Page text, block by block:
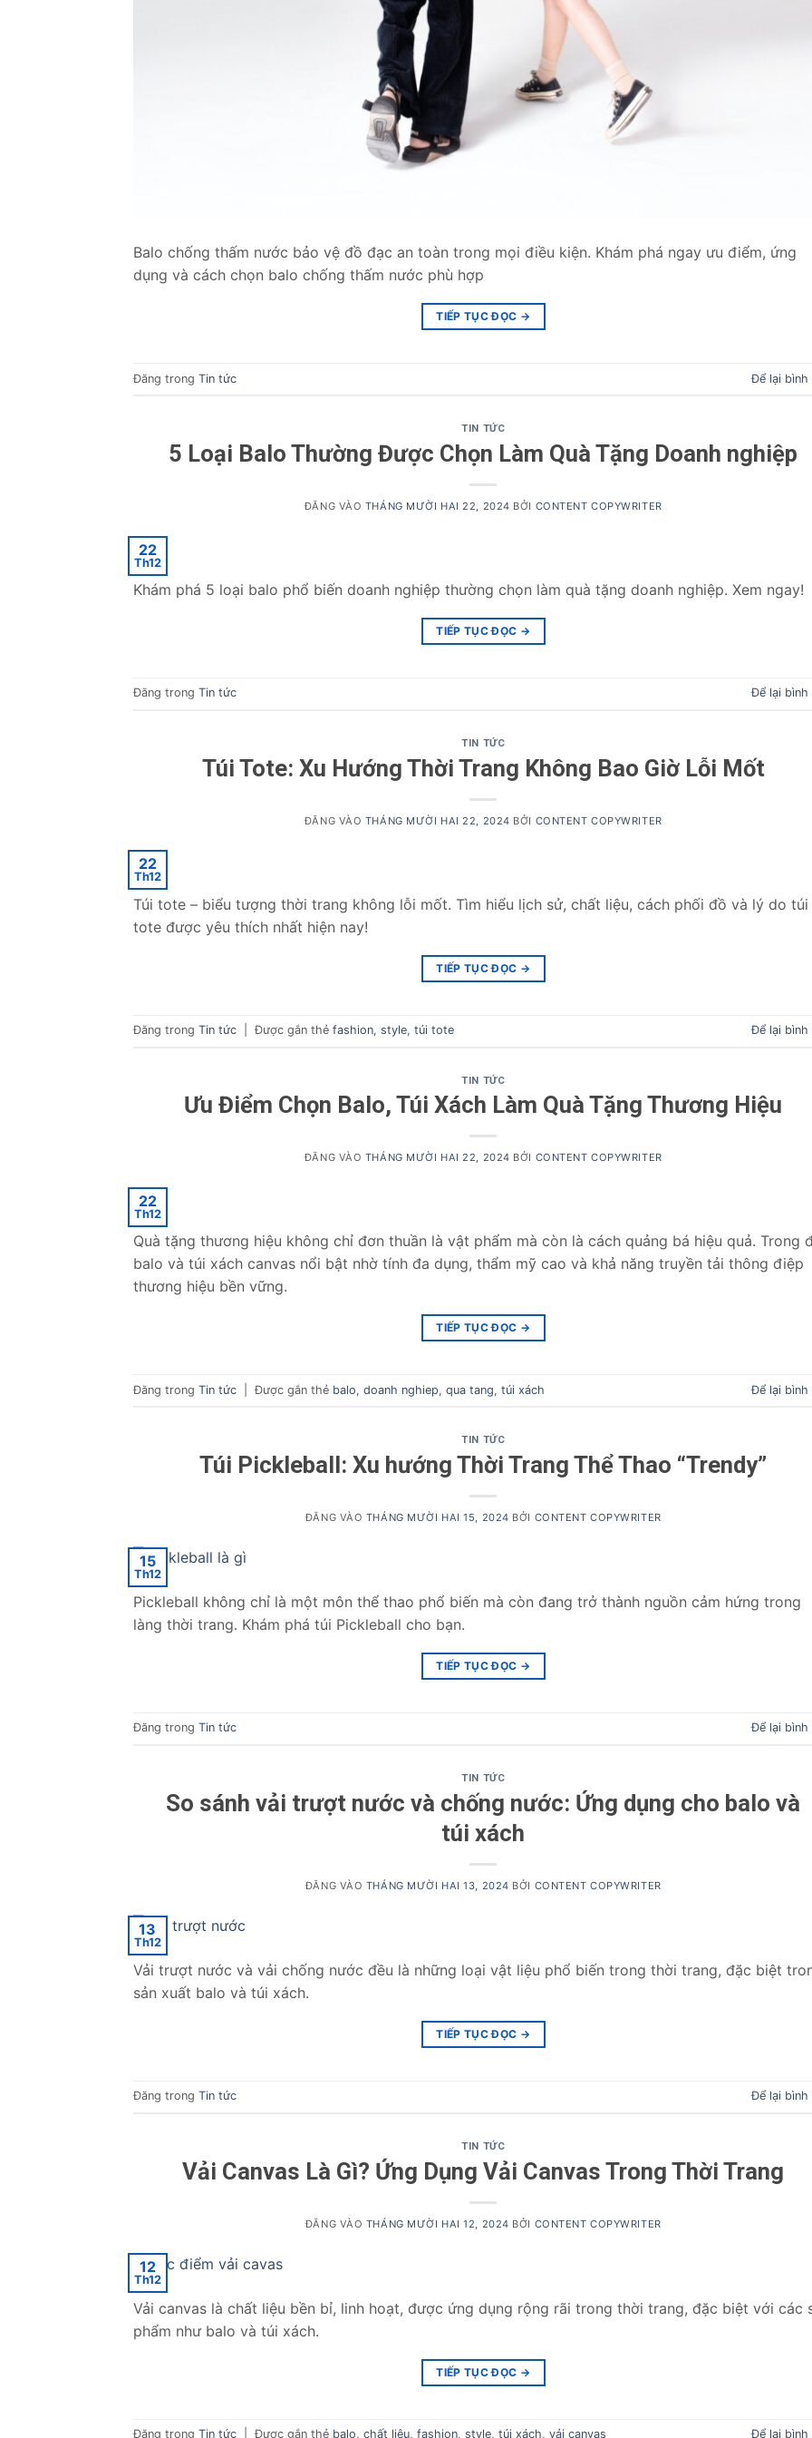
Balo chống thấm nước bảo vệ đồ đạc an toàn trong mọi điều kiện. Khám phá ngay ưu điểm, ứng
dụng và cách chọn balo chống thấm nước phù hợp
TIẾP TỤC ĐỌC →
Đăng trong Tin tức Để lại bình
TIN TỨC
5 Loại Balo Thường Được Chọn Làm Quà Tặng Doanh nghiệp
ĐĂNG VÀO THÁNG MƯỜI HAI 22, 2024 BỞI CONTENT COPYWRITER
22
Th12
Khám phá 5 loại balo phổ biến doanh nghiệp thường chọn làm quà tặng doanh nghiệp. Xem ngay!
TIẾP TỤC ĐỌC →
Đăng trong Tin tức Để lại bình
TIN TỨC
Túi Tote: Xu Hướng Thời Trang Không Bao Giờ Lỗi Mốt
ĐĂNG VÀO THÁNG MƯỜI HAI 22, 2024 BỞI CONTENT COPYWRITER
22
Th12
Túi tote – biểu tượng thời trang không lỗi mốt. Tìm hiểu lịch sử, chất liệu, cách phối đồ và lý do túi
tote được yêu thích nhất hiện nay!
TIẾP TỤC ĐỌC →
Đăng trong Tin tức Được gắn thẻ fashion, style, túi tote Để lại bình
TIN TỨC
Ưu Điểm Chọn Balo, Túi Xách Làm Quà Tặng Thương Hiệu
ĐĂNG VÀO THÁNG MƯỜI HAI 22, 2024 BỞI CONTENT COPYWRITER
22
Th12
Quà tặng thương hiệu không chỉ đơn thuần là vật phẩm mà còn là cách quảng bá hiệu quả. Trong
balo và túi xách canvas nổi bật nhờ tính đa dụng, thẩm mỹ cao và khả năng truyền tải thông điệp
thương hiệu bền vững.
TIẾP TỤC ĐỌC →
Đăng trong Tin tức Được gắn thẻ balo, doanh nghiep, qua tang, túi xách Để lại bình
TIN TỨC
Túi Pickleball: Xu hướng Thời Trang Thể Thao “Trendy”
ĐĂNG VÀO THÁNG MƯỜI HAI 15, 2024 BỞI CONTENT COPYWRITER
15
Th12
Pickleball không chỉ là một môn thể thao phổ biến mà còn đang trở thành nguồn cảm hứng trong
làng thời trang. Khám phá túi Pickleball cho bạn.
TIẾP TỤC ĐỌC →
Đăng trong Tin tức Để lại bình
TIN TỨC
So sánh vải trượt nước và chống nước: Ứng dụng cho balo và
túi xách
ĐĂNG VÀO THÁNG MƯỜI HAI 13, 2024 BỞI CONTENT COPYWRITER
13
Th12
Vải trượt nước và vải chống nước đều là những loại vật liệu phổ biến trong thời trang, đặc biệt
sản xuất balo và túi xách.
TIẾP TỤC ĐỌC →
Đăng trong Tin tức Để lại bình
TIN TỨC
Vải Canvas Là Gì? Ứng Dụng Vải Canvas Trong Thời Trang
ĐĂNG VÀO THÁNG MƯỜI HAI 12, 2024 BỞI CONTENT COPYWRITER
12
Th12
Vải canvas là chất liệu bền bỉ, linh hoạt, được ứng dụng rộng rãi trong thời trang, đặc biệt với các
phẩm như balo và túi xách.
TIẾP TỤC ĐỌC →
Đăng trong Tin tức Được gắn thẻ balo, chất liệu, fashion, style, túi xách, vải canvas Để lại bình